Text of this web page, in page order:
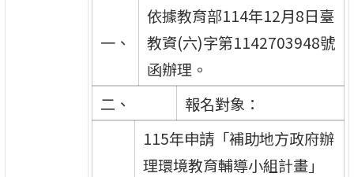
一、
依據教育部114年12月8日臺
教資(六)字第1142703948號
函辦理。
二、
報名對象：
115年申請「補助地方政府辦
理環境教育輔導小組計畫」